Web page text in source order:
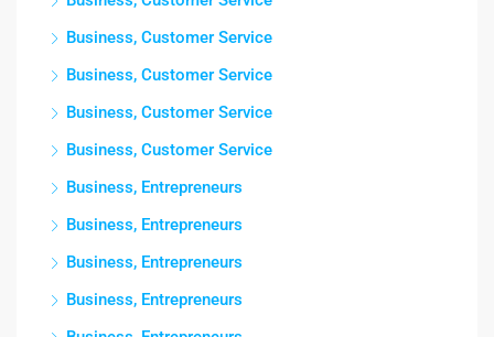
Business, Customer Service
Business, Customer Service
Business, Customer Service
Business, Customer Service
Business, Entrepreneurs
Business, Entrepreneurs
Business, Entrepreneurs
Business, Entrepreneurs